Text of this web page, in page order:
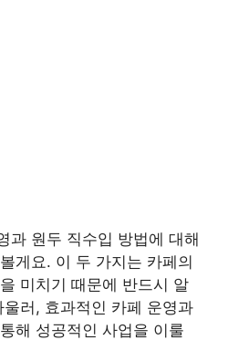
과 원두 직수입 방법에 대해
게요. 이 두 가지는 카페의
미치기 때문에 반드시 알
러, 효과적인 카페 운영과
해 성공적인 사업을 이룰